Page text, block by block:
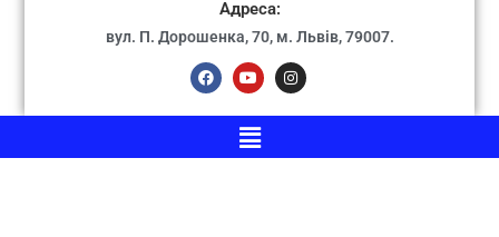
Адреса:
вул. П. Дорошенка, 70, м. Львів, 79007.